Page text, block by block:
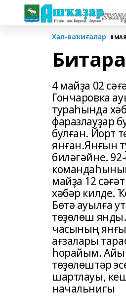
Хәл-ваҡиғалар 8 МАЯ
4 майҙа 02
Гончаровка
тураһында
фаразлауҙар
булған. Йорт
янған.Янғын
биләгәйне.
майҙа 12
хәбәр килде.
Бөтә ауылға
төҙөлөш
часының
ағзалары
һорайым.
төҙөлөштәр
шартлауы,
начальнигы